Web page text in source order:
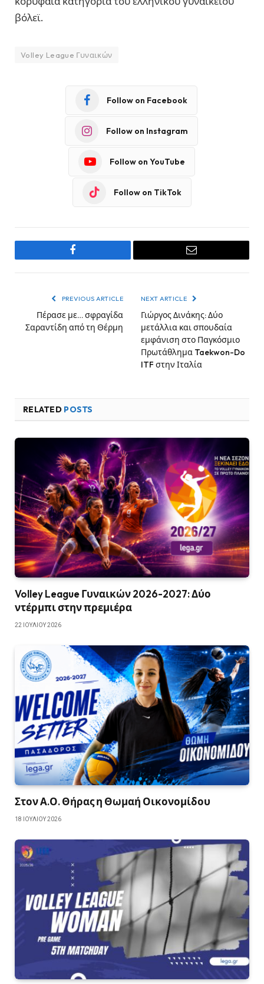
βόλεϊ.
Volley League Γυναικών
Follow on Facebook
Follow on Instagram
Follow on YouTube
Follow on TikTok
Facebook Email
PREVIOUS ARTICLE
Πέρασε με… σφραγίδα
Σαραντίδη από τη Θέρμη
NEXT ARTICLE
Γιώργος Δινάκης: Δύο
μετάλλια και σπουδαία
εμφάνιση στο Παγκόσμιο
Πρωτάθλημα Taekwon-Do
ITF στην Ιταλία
RELATED POSTS
Volley League Γυναικών 2026-2027: Δύο
ντέρμπι στην πρεμιέρα
22 ΙΟΥΛΊΟΥ 2026
Στον Α.Ο. Θήρας η Θωμαή Οικονομίδου
18 ΙΟΥΛΊΟΥ 2026